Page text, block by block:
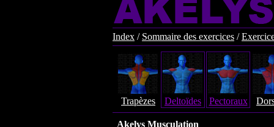
Index / Sommaire des exercices /
Trapèzes Deltoïdes Pectoraux
Akelys Musculation